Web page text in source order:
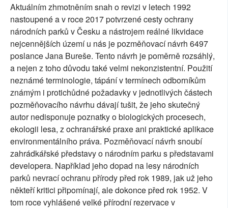
Aktuálním zhmotněním snah o revizi v letech 1992
nastoupené a v roce 2017 potvrzené cesty ochrany
národních parků v Česku a nástrojem reálné likvidace
nejcennějších území u nás je pozměňovací návrh 6497
poslance Jana Bureše. Tento návrh je poměrně rozsáhlý,
a nejen z toho důvodu také velmi nekonzistentní. Použití
neznámé terminologie, tápání v termínech odborníkům
známým i protichůdné požadavky v jednotlivých částech
pozměňovacího návrhu dávají tušit, že jeho skutečný
autor nedisponuje poznatky o biologických procesech,
ekologii lesa, z ochranářské praxe ani praktické aplikace
environmentálního práva. Pozměňovací návrh snoubí
zahrádkářské představy o národním parku s představami
developera. Například jeho dopad na lesy národních
parků nevrací ochranu přírody před rok 1989, jak už jeho
někteří kritici připomínají, ale dokonce před rok 1952. V
tom roce vyhlášené velké přírodní rezervace v